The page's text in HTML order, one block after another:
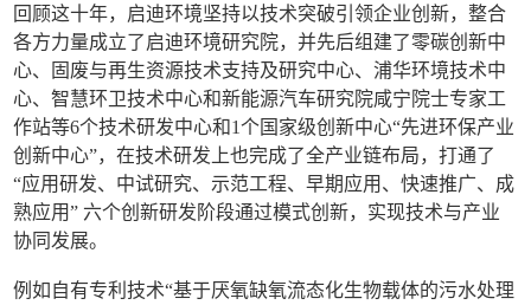
回顾这十年，启迪环境坚持以技术突破引领企业创新，整合
各方力量成立了启迪环境研究院，并先后组建了零碳创新中
心、固废与再生资源技术支持及研究中心、浦华环境技术中
心、智慧环卫技术中心和新能源汽车研究院咸宁院士专家工
作站等6个技术研发中心和1个国家级创新中心“先进环保产业
创新中心”，在技术研发上也完成了全产业链布局，打通了
“应用研发、中试研究、示范工程、早期应用、快速推广、成
熟应用” 六个创新研发阶段通过模式创新，实现技术与产业
协同发展。
例如自有专利技术“基于厌氧缺氧流态化生物载体的污水处理